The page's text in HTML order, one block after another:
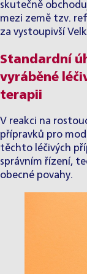
skutečně
mezi země tzv.
za vystoupivší
Standardní
vyráběné
terapii
V reakci na
přípravků pro
těchto léčivých
správním řízení,
obecné povahy.